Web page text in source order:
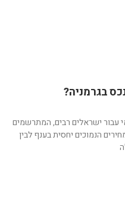
בגרמניה?
עבור ישראלים רבים, המתרשמים
הנמוכים יחסית בענף לבין